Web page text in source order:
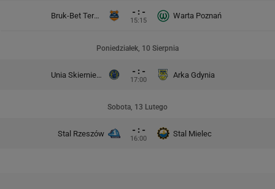
Bruk-Bet Termalica Nieciecza - : -
15:15
Warta Poznań
Poniedziałek, 10 Sierpnia
Unia Skierniewice - : -
17:00
Arka Gdynia
Sobota, 13 Lutego
Stal Rzeszów - : -
16:00
Stal Mielec